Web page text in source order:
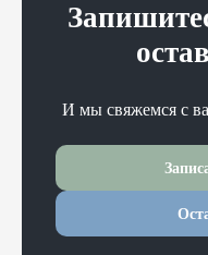
И мы свяжемся с